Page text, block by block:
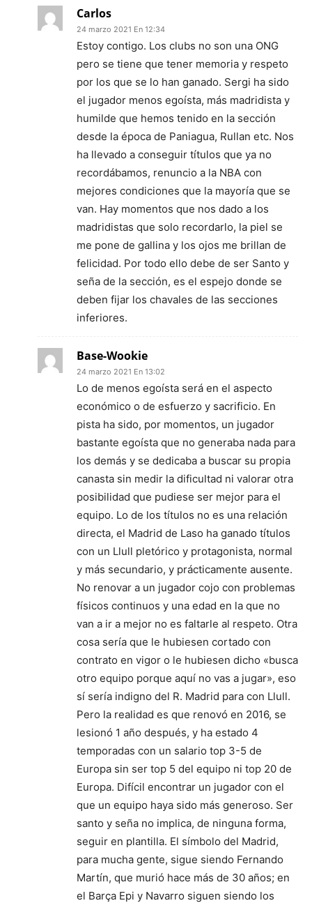
Carlos
24 marzo 2021 En 12:34
Estoy contigo. Los clubs no son una ONG
pero se tiene que tener memoria y respeto
por los que se lo han ganado. Sergi ha sido
el jugador menos egoísta, más madridista y
humilde que hemos tenido en la sección
desde la época de Paniagua, Rullan etc. Nos
ha llevado a conseguir títulos que ya no
recordábamos, renuncio a la NBA con
mejores condiciones que la mayoría que se
van. Hay momentos que nos dado a los
madridistas que solo recordarlo, la piel se
me pone de gallina y los ojos me brillan de
felicidad. Por todo ello debe de ser Santo y
seña de la sección, es el espejo donde se
deben fijar los chavales de las secciones
inferiores.
Base-Wookie
24 marzo 2021 En 13:02
Lo de menos egoísta será en el aspecto
económico o de esfuerzo y sacrificio. En
pista ha sido, por momentos, un jugador
bastante egoísta que no generaba nada para
los demás y se dedicaba a buscar su propia
canasta sin medir la dificultad ni valorar otra
posibilidad que pudiese ser mejor para el
equipo. Lo de los títulos no es una relación
directa, el Madrid de Laso ha ganado títulos
con un Llull pletórico y protagonista, normal
y más secundario, y prácticamente ausente.
No renovar a un jugador cojo con problemas
físicos continuos y una edad en la que no
van a ir a mejor no es faltarle al respeto. Otra
cosa sería que le hubiesen cortado con
contrato en vigor o le hubiesen dicho «busca
otro equipo porque aquí no vas a jugar», eso
sí sería indigno del R. Madrid para con Llull.
Pero la realidad es que renovó en 2016, se
lesionó 1 año después, y ha estado 4
temporadas con un salario top 3-5 de
Europa sin ser top 5 del equipo ni top 20 de
Europa. Difícil encontrar un jugador con el
que un equipo haya sido más generoso. Ser
santo y seña no implica, de ninguna forma,
seguir en plantilla. El símbolo del Madrid,
para mucha gente, sigue siendo Fernando
Martín, que murió hace más de 30 años; en
el Barça Epi y Navarro siguen siendo los